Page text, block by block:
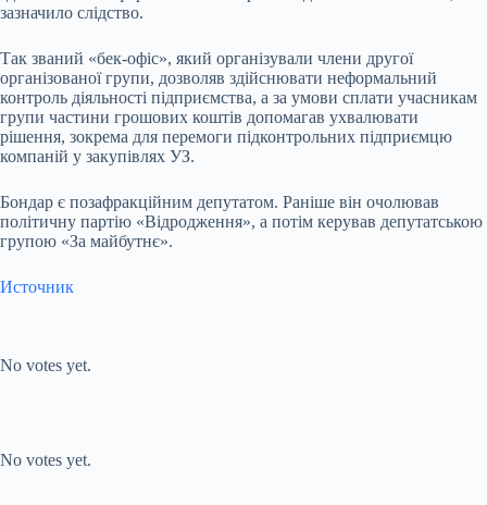
зазначило слідство.
Так званий «бек-офіс», який організували члени другої
організованої групи, дозволяв здійснювати неформальний
контроль діяльності підприємства, а за умови сплати учасникам
групи частини грошових коштів допомагав ухвалювати
рішення, зокрема для перемоги підконтрольних підприємцю
компаній у закупівлях УЗ.
Бондар є позафракційним депутатом. Раніше він очолював
політичну партію «Відродження», а потім керував депутатською
групою «За майбутнє».
Источник
No votes yet.
No votes yet.